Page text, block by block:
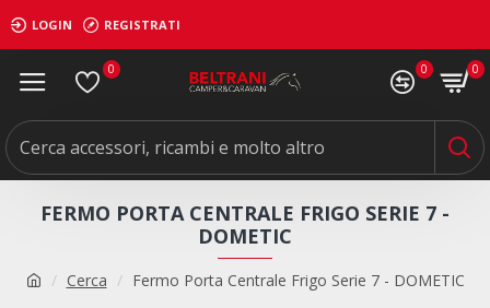
LOGIN REGISTRATI
0 0 0
Cerca Fermo Porta Centrale Frigo Serie 7 - DOMETIC
FERMO PORTA CENTRALE FRIGO SERIE 7 -
DOMETIC